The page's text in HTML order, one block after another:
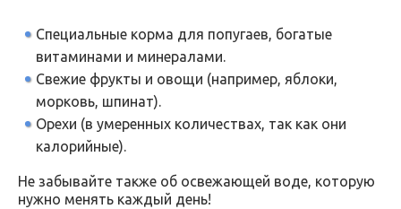
Специальные корма для попугаев, богатые
витаминами и минералами.
Свежие фрукты и овощи (например, яблоки,
морковь, шпинат).
Орехи (в умеренных количествах, так как они
калорийные).
Не забывайте также об освежающей воде, которую
нужно менять каждый день!